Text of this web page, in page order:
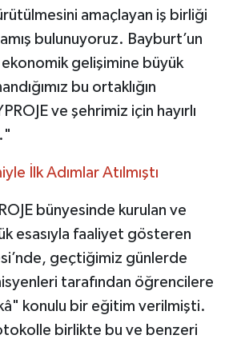
amaçlayan iş birliği
bulunuyoruz. Bayburt’un
gelişimine büyük
bu ortaklığın
ve şehrimiz için hayırlı
İlk Adımlar Atılmıştı
bünyesinde kurulan ve
esasıyla faaliyet gösteren
geçtiğimiz günlerde
tarafından öğrencilere
konulu bir eğitim verilmişti.
birlikte bu ve benzeri